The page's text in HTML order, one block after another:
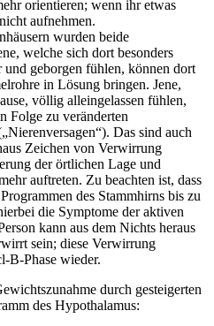
orientieren; wenn ihr etwas
aufnehmen.
wurden beide
welche sich dort besonders
und geborgen fühlen, können dort
in Lösung bringen. Jene,
völlig alleingelassen fühlen,
Folge zu veränderten
Das sind auch
Zeichen von Verwirrung
der örtlichen Lage und
auftreten. Zu beachten ist, dass
des Stammhirns bis zu
die Symptome der aktiven
kann aus dem Nichts heraus
sein; diese Verwirrung
B-Phase wieder.
durch gesteigerten
des Hypothalamus: